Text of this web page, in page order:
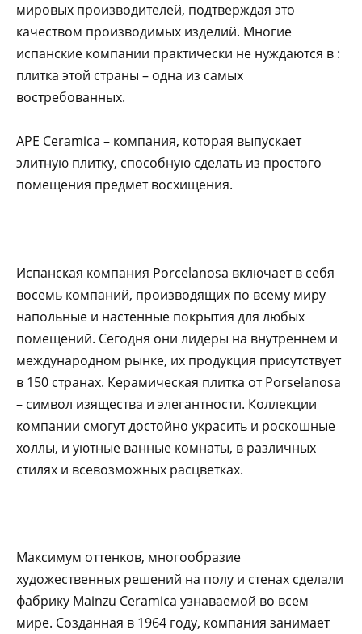
мировых производителей, подтверждая это
качеством производимых изделий. Многие
испанские компании практически не нуждаются в :
плитка этой страны – одна из самых
востребованных.
APE Ceramica – компания, которая выпускает
элитную плитку, способную сделать из простого
помещения предмет восхищения.
Испанская компания Porcelanosa включает в себя
восемь компаний, производящих по всему миру
напольные и настенные покрытия для любых
помещений. Сегодня они лидеры на внутреннем и
международном рынке, их продукция присутствует
в 150 странах. Керамическая плитка от Porselanosa
– символ изящества и элегантности. Коллекции
компании смогут достойно украсить и роскошные
холлы, и уютные ванные комнаты, в различных
стилях и всевозможных расцветках.
Максимум оттенков, многообразие
художественных решений на полу и стенах сделали
фабрику Mainzu Ceramica узнаваемой во всем
мире. Созданная в 1964 году, компания занимает